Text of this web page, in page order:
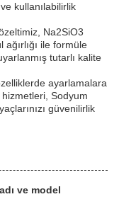
kullanılabilirlik
Na2SiO3
ile formüle
tutarlı kalite
ayarlamalara
hizmetleri, Sodyum
güvenilirlik
ve model